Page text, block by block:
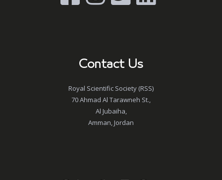
Contact Us
Royal Scientific Society (RSS)
70 Ahmad Al Tarawneh St.,
Al Jubaiha,
Amman, Jordan